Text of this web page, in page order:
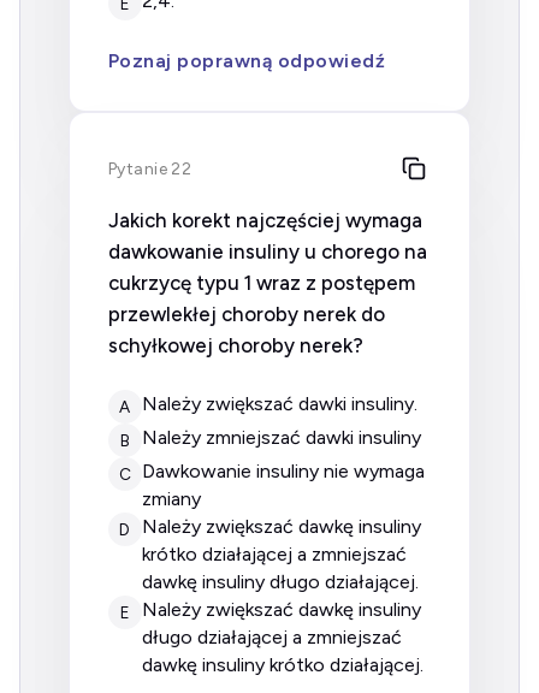
Poznaj poprawną odpowiedź
Pytanie 22
Jakich korekt najczęściej wymaga
dawkowanie insuliny u chorego na
cukrzycę typu 1 wraz z postępem
przewlekłej choroby nerek do
schyłkowej choroby nerek?
A należy zwiększać dawki insuliny.
B należy zmniejszać dawki insuliny
C
dawkowanie insuliny nie wymaga
zmiany
D
należy zwiększać dawkę insuliny
krótko działającej a zmniejszać
dawkę insuliny długo działającej.
E
należy zwiększać dawkę insuliny
długo działającej a zmniejszać
dawkę insuliny krótko działającej.